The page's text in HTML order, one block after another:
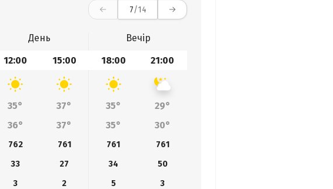
7/14
День
Вечір
12:00 15:00 18:00 21:00
35° 37° 35°
29°
36° 37° 35° 30°
762 761 761
761
33 27 34
50
3 2 5
3